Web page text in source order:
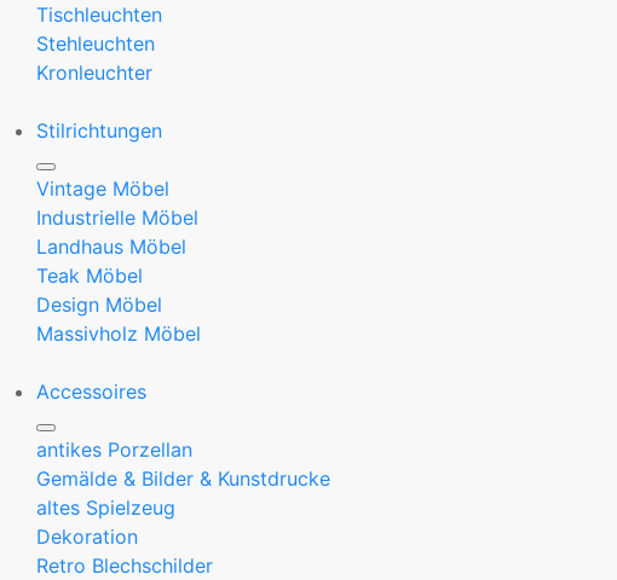
Tischleuchten
Stehleuchten
Kronleuchter
Stilrichtungen
Vintage Möbel
Industrielle Möbel
Landhaus Möbel
Teak Möbel
Design Möbel
Massivholz Möbel
Accessoires
antikes Porzellan
Gemälde & Bilder & Kunstdrucke
altes Spielzeug
Dekoration
Retro Blechschilder